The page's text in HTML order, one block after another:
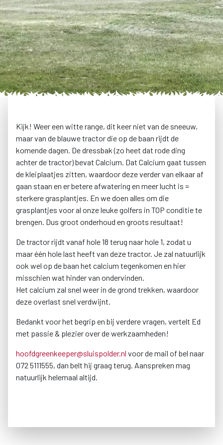
Kijk! Weer een witte range, dit keer niet van de sneeuw,
maar van de blauwe tractor die op de baan rijdt de
komende dagen. De dressbak (zo heet dat rode ding
achter de tractor) bevat Calcium. Dat Calcium gaat tussen
de kleiplaatjes zitten, waardoor deze verder van elkaar af
gaan staan en er betere afwatering en meer lucht is =
sterkere grasplantjes. En we doen alles om die
grasplantjes voor al onze leuke golfers in TOP conditie te
brengen. Dus groot onderhoud en groots resultaat!
De tractor rijdt vanaf hole 18 terug naar hole 1, zodat u
maar één hole last heeft van deze tractor. Je zal natuurlijk
ook wel op de baan het calcium tegenkomen en hier
misschien wat hinder van ondervinden.
Het calcium zal snel weer in de grond trekken, waardoor
deze overlast snel verdwijnt.
Bedankt voor het begrip en bij verdere vragen, vertelt Ed
met passie & plezier over de werkzaamheden!
hoofdgreenkeeper@sluispolder.nl voor de mail of bel naar
072 5111555, dan belt hij graag terug. Aanspreken mag
natuurlijk helemaal altijd.